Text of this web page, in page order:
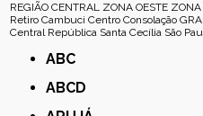
REGIÃO CENTRAL ZONA OESTE
Retiro Cambuci Centro Consolação
Central República Santa Cecília São
ABC
ABCD